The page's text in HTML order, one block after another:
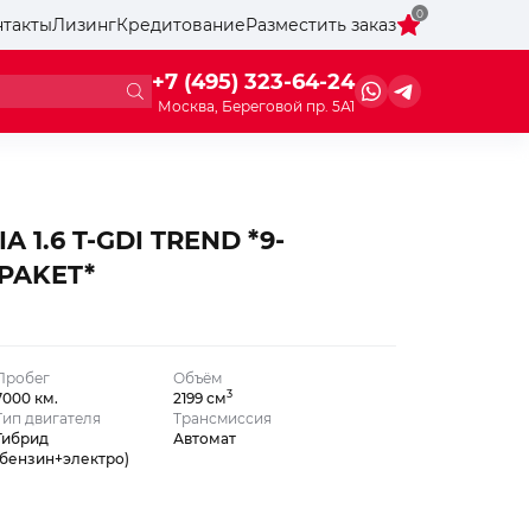
ЛизингКредитованиеРазместить заказ
0
+7 (495) 323-64-24
Москва, Береговой пр. 5А1
1.6 T-GDI TREND *9-
км.
Объём
2199 см3
двигателя
Трансмиссия
Автомат